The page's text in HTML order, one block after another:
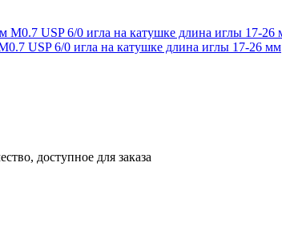
USP 6/0 игла на катушке длина иглы 17-26 мм
доступное для заказа